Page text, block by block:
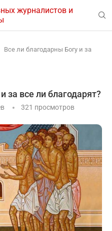
журналистов и
Все ли благодарны Богу и за
за все ли благодарят?
321 просмотров